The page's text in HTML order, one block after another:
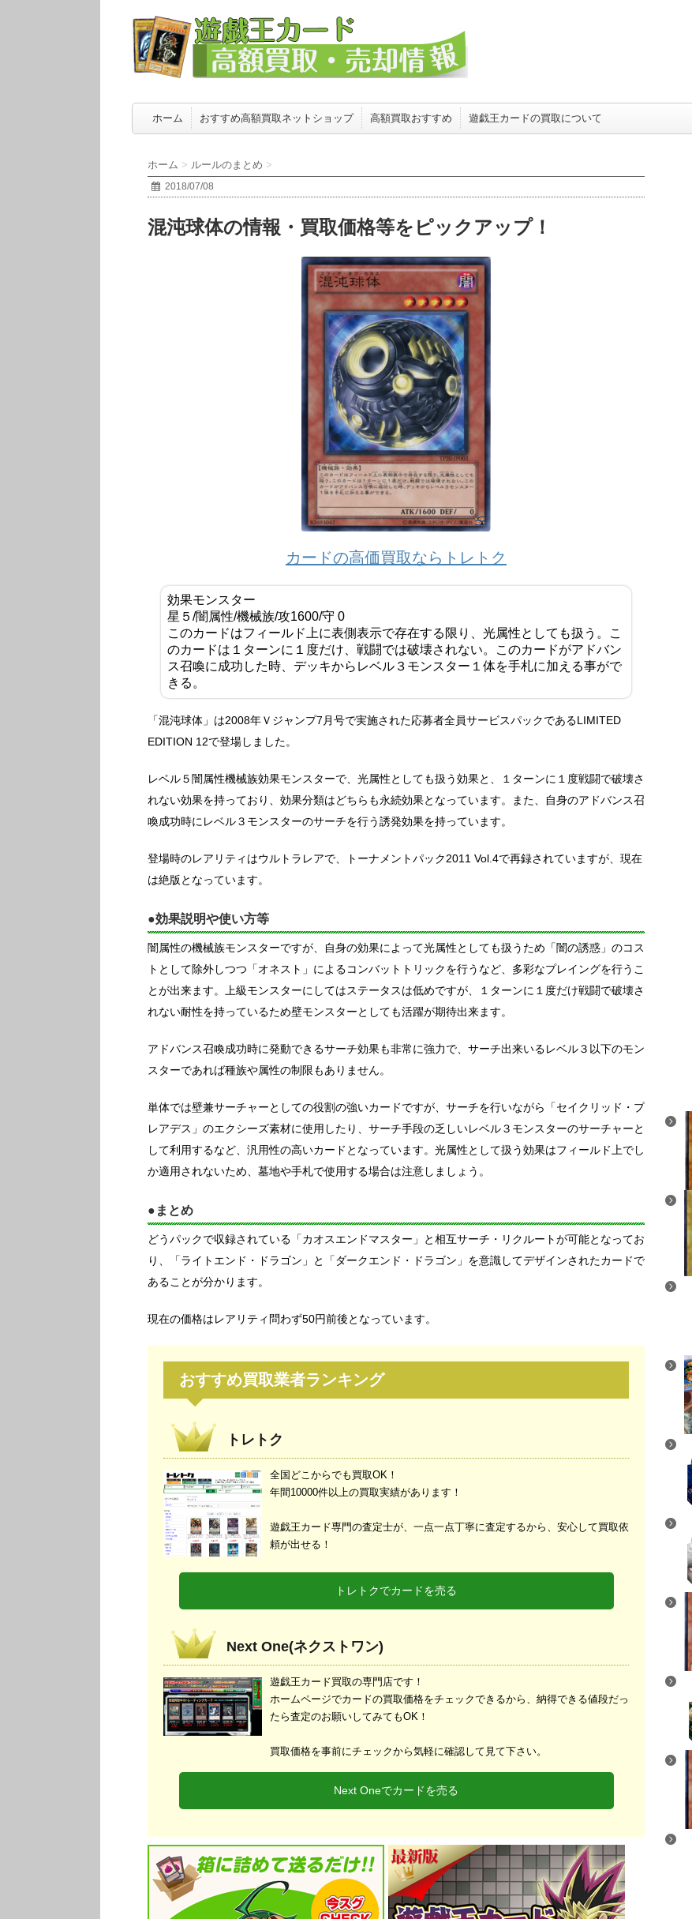
ホーム おすすめ高額買取ネットショップ 高額買取おすすめ 遊戯王カードの買取について
ホーム > ルールのまとめ >
2018/07/08
混沌球体の情報・買取価格等をピックアップ！
カードの高価買取ならトレトク
効果モンスター
星５/闇属性/機械族/攻1600/守 0
このカードはフィールド上に表側表示で存在する限り、光属性としても扱う。こ
のカードは１ターンに１度だけ、戦闘では破壊されない。このカードがアドバン
ス召喚に成功した時、デッキからレベル３モンスター１体を手札に加える事がで
きる。
「混沌球体」は2008年Ｖジャンプ7月号で実施された応募者全員サービスパックであるLIMITED
EDITION 12で登場しました。
レベル５闇属性機械族効果モンスターで、光属性としても扱う効果と、１ターンに１度戦闘で破壊さ
れない効果を持っており、効果分類はどちらも永続効果となっています。また、自身のアドバンス召
喚成功時にレベル３モンスターのサーチを行う誘発効果を持っています。
登場時のレアリティはウルトラレアで、トーナメントパック2011 Vol.4で再録されていますが、現在
は絶版となっています。
●効果説明や使い方等
闇属性の機械族モンスターですが、自身の効果によって光属性としても扱うため「闇の誘惑」のコス
トとして除外しつつ「オネスト」によるコンバットトリックを行うなど、多彩なプレイングを行うこ
とが出来ます。上級モンスターにしてはステータスは低めですが、１ターンに１度だけ戦闘で破壊さ
れない耐性を持っているため壁モンスターとしても活躍が期待出来ます。
アドバンス召喚成功時に発動できるサーチ効果も非常に強力で、サーチ出来いるレベル３以下のモン
スターであれば種族や属性の制限もありません。
単体では壁兼サーチャーとしての役割の強いカードですが、サーチを行いながら「セイクリッド・プ
レアデス」のエクシーズ素材に使用したり、サーチ手段の乏しいレベル３モンスターのサーチャーと
して利用するなど、汎用性の高いカードとなっています。光属性として扱う効果はフィールド上でし
か適用されないため、墓地や手札で使用する場合は注意しましょう。
●まとめ
どうパックで収録されている「カオスエンドマスター」と相互サーチ・リクルートが可能となってお
り、「ライトエンド・ドラゴン」と「ダークエンド・ドラゴン」を意識してデザインされたカードで
あることが分かります。
現在の価格はレアリティ問わず50円前後となっています。
おすすめ買取業者ランキング
トレトク
全国どこからでも買取OK！
年間10000件以上の買取実績があります！
遊戯王カード専門の査定士が、一点一点丁寧に査定するから、安心して買取依
頼が出せる！
トレトクでカードを売る
Next One(ネクストワン)
遊戯王カード買取の専門店です！
ホームページでカードの買取価格をチェックできるから、納得できる値段だっ
たら査定のお願いしてみてもOK！
買取価格を事前にチェックから気軽に確認して見て下さい。
Next Oneでカードを売る